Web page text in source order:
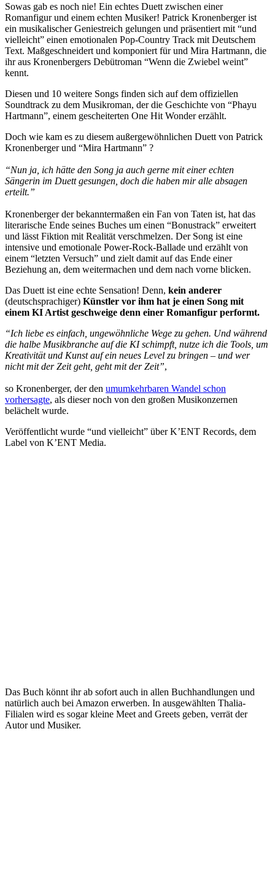
Sowas gab es noch nie! Ein echtes Duett zwischen einer
Romanfigur und einem echten Musiker! Patrick Kronenberger ist
ein musikalischer Geniestreich gelungen und präsentiert mit “und
vielleicht” einen emotionalen Pop-Country Track mit Deutschem
Text. Maßgeschneidert und komponiert für und Mira Hartmann, die
ihr aus Kronenbergers Debütroman “Wenn die Zwiebel weint”
kennt.
Diesen und 10 weitere Songs finden sich auf dem offiziellen
Soundtrack zu dem Musikroman, der die Geschichte von “Phayu
Hartmann”, einem gescheiterten One Hit Wonder erzählt.
Doch wie kam es zu diesem außergewöhnlichen Duett von Patrick
Kronenberger und “Mira Hartmann” ?
“Nun ja, ich hätte den Song ja auch gerne mit einer echten
Sängerin im Duett gesungen, doch die haben mir alle absagen
erteilt.”
Kronenberger der bekanntermaßen ein Fan von Taten ist, hat das
literarische Ende seines Buches um einen “Bonustrack” erweitert
und lässt Fiktion mit Realität verschmelzen. Der Song ist eine
intensive und emotionale Power-Rock-Ballade und erzählt von
einem “letzten Versuch” und zielt damit auf das Ende einer
Beziehung an, dem weitermachen und dem nach vorne blicken.
Das Duett ist eine echte Sensation! Denn, kein anderer
(deutschsprachiger) Künstler vor ihm hat je einen Song mit
einem KI Artist geschweige denn einer Romanfigur performt.
“Ich liebe es einfach, ungewöhnliche Wege zu gehen. Und während
die halbe Musikbranche auf die KI schimpft, nutze ich die Tools, um
Kreativität und Kunst auf ein neues Level zu bringen – und wer
nicht mit der Zeit geht, geht mit der Zeit”,
so Kronenberger, der den umumkehrbaren Wandel schon
vorhersagte, als dieser noch von den großen Musikonzernen
belächelt wurde.
Veröffentlicht wurde “und vielleicht” über K’ENT Records, dem
Label von K’ENT Media.
Das Buch könnt ihr ab sofort auch in allen Buchhandlungen und
natürlich auch bei Amazon erwerben. In ausgewählten Thalia-
Filialen wird es sogar kleine Meet and Greets geben, verrät der
Autor und Musiker.